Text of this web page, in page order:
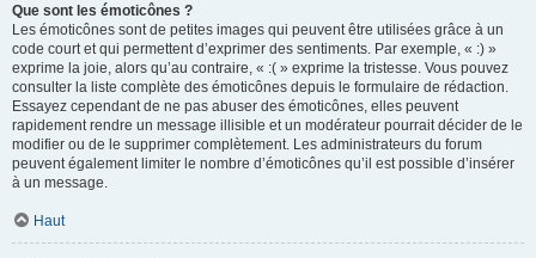
Que sont les émoticônes ?
Les émoticônes sont de petites images qui peuvent être utilisées grâce à un
code court et qui permettent d’exprimer des sentiments. Par exemple, « :) »
exprime la joie, alors qu’au contraire, « :( » exprime la tristesse. Vous pouvez
consulter la liste complète des émoticônes depuis le formulaire de rédaction.
Essayez cependant de ne pas abuser des émoticônes, elles peuvent
rapidement rendre un message illisible et un modérateur pourrait décider de le
modifier ou de le supprimer complètement. Les administrateurs du forum
peuvent également limiter le nombre d’émoticônes qu’il est possible d’insérer
à un message.
Haut